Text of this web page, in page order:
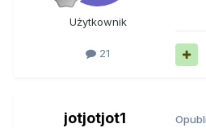
Użytkownik
21
jotjotjot1